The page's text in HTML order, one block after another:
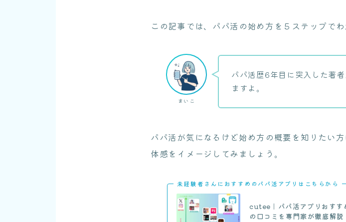
この記事では、パパ活の始め方を５ステップでわ
まいこ
パパ活歴6年目に突入した著
ますよ。
パパ活が気になるけど始め方の概要を知りたい
体感をイメージしてみましょう。
未経験者さんにおすすめのパパ活アプリはこちらから
cutee｜パパ活アプリおすす
の口コミを専門家が徹底解説